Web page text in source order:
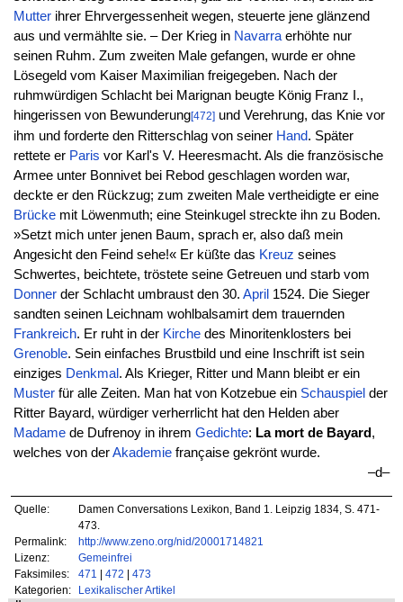
Mutterihrer Ehrvergessenheit wegen, steuerte jene glänzend
aus und vermählte sie. – Der Krieg in Navarraerhöhte nur
seinen Ruhm. Zum zweiten Male gefangen, wurde er ohne
Lösegeld vom Kaiser Maximilian freigegeben. Nach der
ruhmwürdigen Schlacht bei Marignan beugte König Franz I.,
hingerissen von Bewunderung[472]und Verehrung, das Knie vor
ihm und forderte den Ritterschlag von seiner Hand. Später
rettete er Paris vor Karl's V. Heeresmacht. Als die französische
Armee unter Bonnivet bei Rebod geschlagen worden war,
deckte er den Rückzug; zum zweiten Male vertheidigte er eine
Brückemit Löwenmuth; eine Steinkugel streckte ihn zu Boden.
»Setzt mich unter jenen Baum, sprach er, also daß mein
Angesicht den Feind sehe!« Er küßte das Kreuz seines
Schwertes, beichtete, tröstete seine Getreuen und starb vom
Donnerder Schlacht umbraust den 30. April 1524. Die Sieger
sandten seinen Leichnam wohlbalsamirt dem trauernden
Frankreich. Er ruht in der Kirchedes Minoritenklosters bei
Grenoble. Sein einfaches Brustbild und eine Inschrift ist sein
einziges Denkmal. Als Krieger, Ritter und Mann bleibt er ein
Musterfür alle Zeiten. Man hat von Kotzebue ein Schauspiel der
Ritter Bayard, würdiger verherrlicht hat den Helden aber
Madamede Dufrenoy in ihrem Gedichte: La mort de Bayard,
welches von derAkademiefrançaise gekrönt wurde.
–d–
Quelle:
Damen Conversations Lexikon, Band 1. Leipzig 1834, S. 471-
473.
Permalink:
http://www.zeno.org/nid/20001714821
Lizenz:
Gemeinfrei
Faksimiles:
471 | 472 | 473
Kategorien:
Lexikalischer Artikel